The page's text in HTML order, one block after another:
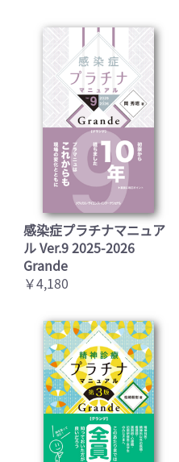
感染症プラチナマニュア
ル Ver.9 2025-2026
Grande
￥4,180